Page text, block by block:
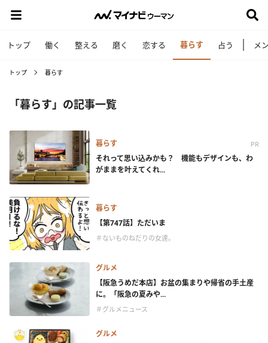
トップ 働く 整える 磨く 恋する 暮らす 占う メ
トップ 暮らす
「暮らす」の記事一覧
暮らす PR
それって思い込みかも？ 機能もデザインも、わ
がままを叶えてくれ...
暮らす
【第747話】ただいま
＃ないものねだりの女達。
グルメ
【阪急うめだ本店】お盆の集まりや帰省の手土産
に。「阪急の夏みや...
＃グルメニュース
グルメ